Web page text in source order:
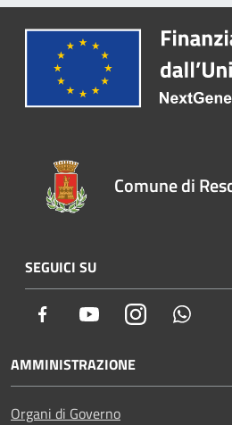
Comune di
SEGUICI SU
Facebook YoutubeInstagram
AMMINISTRAZIONE
Organi di Governo